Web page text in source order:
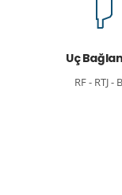
Uç
RF - RTJ -